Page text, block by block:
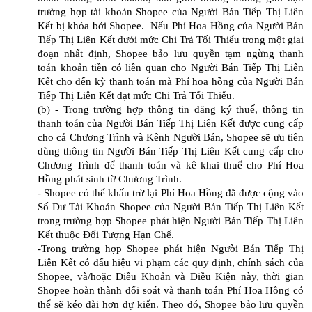
trường hợp tài khoản Shopee của Người Bán Tiếp Thị Liên
Kết bị khóa bởi Shopee. Nếu Phí Hoa Hồng của Người Bán
Tiếp Thị Liên Kết dưới mức Chi Trả Tối Thiểu trong một giai
đoạn nhất định, Shopee bảo lưu quyền tạm ngừng thanh
toán khoản tiền có liên quan cho Người Bán Tiếp Thị Liên
Kết cho đến kỳ thanh toán mà Phí hoa hồng của Người Bán
Tiếp Thị Liên Kết đạt mức Chi Trả Tối Thiểu.
(b) - Trong trường hợp thông tin đăng ký thuế, thông tin
thanh toán của Người Bán Tiếp Thị Liên Kết được cung cấp
cho cả Chương Trình và Kênh Người Bán, Shopee sẽ ưu tiên
dùng thông tin Người Bán Tiếp Thị Liên Kết cung cấp cho
Chương Trình để thanh toán và kê khai thuế cho Phí Hoa
Hồng phát sinh từ Chương Trình.
- Shopee có thể khấu trừ lại Phí Hoa Hồng đã được cộng vào
Số Dư Tài Khoản Shopee của Người Bán Tiếp Thị Liên Kết
trong trường hợp Shopee phát hiện Người Bán Tiếp Thị Liên
Kết thuộc Đối Tượng Hạn Chế.
-Trong trường hợp Shopee phát hiện Người Bán Tiếp Thị
Liên Kết có dấu hiệu vi phạm các quy định, chính sách của
Shopee, và/hoặc Điều Khoản và Điều Kiện này, thời gian
Shopee hoàn thành đối soát và thanh toán Phí Hoa Hồng có
thể sẽ kéo dài hơn dự kiến. Theo đó, Shopee bảo lưu quyền